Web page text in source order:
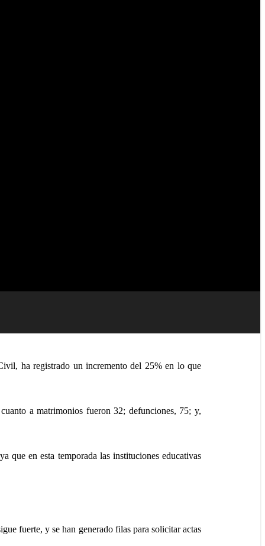
ha registrado un incremento del 25% en lo que
a matrimonios fueron 32; defunciones, 75; y,
que en esta temporada las instituciones educativas
fuerte, y se han generado filas para solicitar actas